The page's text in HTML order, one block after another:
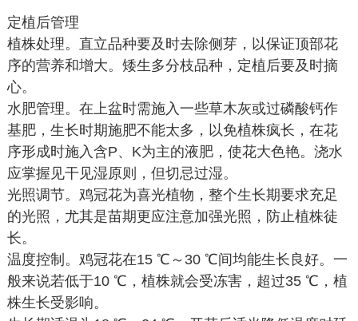
定植后管理
植株处理。直立品种要及时去除侧芽，以保证顶部花
序的营养和增大。矮生多分枝品种，定植后要及时摘
心。
水肥管理。在上盆时需施入一些草木灰或过磷酸钙作
基肥，生长时期施肥不能太多，以免植株疯长，在花
序形成时施入含P、K为主的液肥，使花大色艳。浇水
应掌握见干见湿原则，但切忌过湿。
光照调节。鸡冠花为喜光植物，整个生长期要求充足
的光照，尤其是苗期更应注意加强光照，防止植株徒
长。
温度控制。鸡冠花在15 ℃～30 ℃间均能生长良好。一
般来说若低于10 ℃，植株就会受冻害，超过35 ℃，植
株生长受影响。